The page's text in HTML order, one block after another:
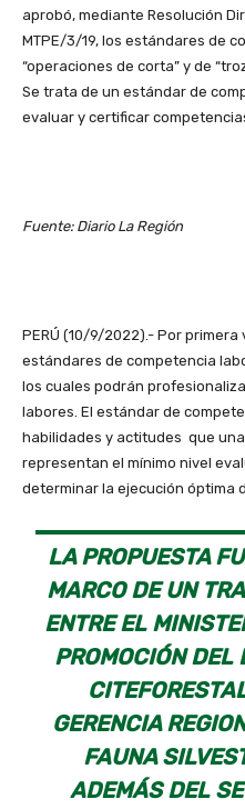
aprobó, mediante Resolución
MTPE/3/19, los estándares de
“operaciones de corta” y de
Se trata de un estándar de
evaluar y certificar
Fuente: Diario La Región
PERÚ (10/9/2022).- Por
estándares de competencia
los cuales podrán
labores. El estándar de
habilidades y actitudes que
representan el mínimo nivel
determinar la ejecución óptima
LA PROPUESTA
MARCO DE UN
ENTRE EL
PROMOCIÓN DEL
GERENCIA
FAUNA
ADEMÁS DEL